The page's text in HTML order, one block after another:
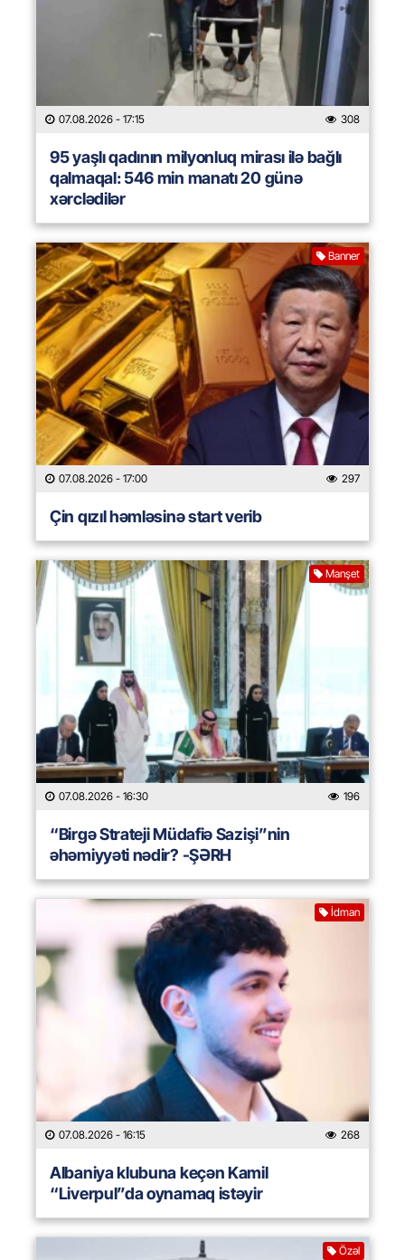
07.08.2026 - 17:15 308
95 yaşlı qadının milyonluq mirası ilə bağlı
qalmaqal: 546 min manatı 20 günə
xərclədilər
Banner
07.08.2026 - 17:00 297
Çin qızıl həmləsinə start verib
Manşet
07.08.2026 - 16:30 196
“Birgə Strateji Müdafiə Sazişi”nin
əhəmiyyəti nədir? -ŞƏRH
İdman
07.08.2026 - 16:15 268
Albaniya klubuna keçən Kamil
“Liverpul”da oynamaq istəyir
Özəl